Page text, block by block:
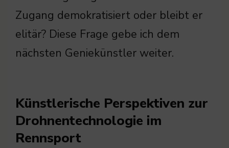
Zugang demokratisiert oder bleibt er
elitär? Diese Frage gebe ich dem
nächsten Geniekünstler weiter.
Künstlerische Perspektiven zur
Drohnentechnologie im
Rennsport